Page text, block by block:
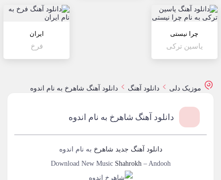
چرا نیستی
یاسین ترکی
ایران
فرخ
موزیک دلی دانلود آهنگ دانلود آهنگ شاهرخ به نام اندوه
دانلود آهنگ شاهرخ به نام اندوه
دانلود آهنگ جدید شاهرخ به نام
اندوه
Download New Music Shahrokh– Andooh